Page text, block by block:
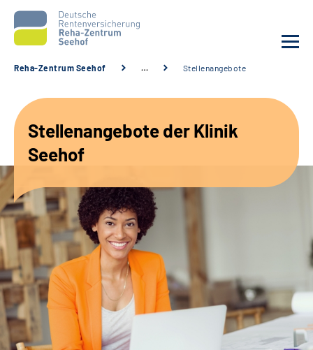
Unsere Angebote
Karriere
Sozialdienste & Zuweisende
Suche
Leichte Sprache
Reha-Zentrum Seehof … Stellenangebote
Stellenangebote der Klinik
Seehof